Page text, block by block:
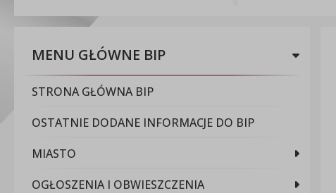
MENU GŁÓWNE BIP
STRONA GŁÓWNA BIP
OSTATNIE DODANE INFORMACJE DO BIP
MIASTO
OGŁOSZENIA I OBWIESZCZENIA